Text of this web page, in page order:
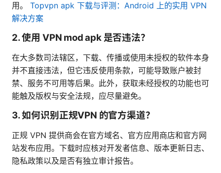
用。 Topvpn apk 下载与评测：Android 上的实用 VPN
解决方案
2. 使用 VPN mod apk 是否违法？
在大多数司法辖区，下载、传播或使用未授权的软件本身
并不直接违法，但它违反使用条款，可能导致账户被封
禁、服务不可用等后果。此外，获取未经授权的功能也可
能触及版权与安全法规，应尽量避免。
3. 如何识别正规VPN 的官方渠道？
正规 VPN 提供商会在官方域名、官方应用商店和官方网
站发布应用。下载时应核对开发者信息、版本更新日志、
隐私政策以及是否有独立审计报告。